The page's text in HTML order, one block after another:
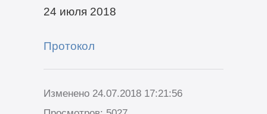
24 июля 2018
Протокол
Изменено 24.07.2018 17:21:56